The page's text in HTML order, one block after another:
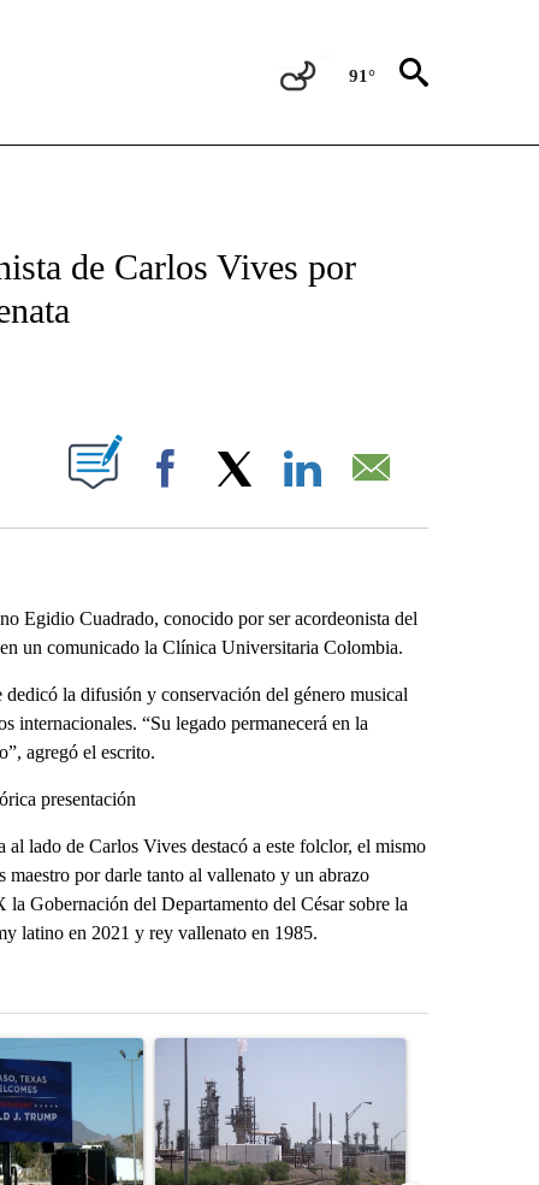
91°
ABOUT NEW PAGES ON "CNN - SPANISH".
de Carlos Vives por
NEW PAGES ON "".
Facebook
Egidio Cuadrado, conocido por ser acordeonista del
un comunicado la Clínica Universitaria Colombia.
la difusión y conservación del género musical
internacionales. “Su legado permanecerá en la
agregó el escrito.
presentación
lado de Carlos Vives destacó a este folclor, el mismo
maestro por darle tanto al vallenato y un abrazo
Gobernación del Departamento del César sobre la
latino en 2021 y rey vallenato en 1985.
7 days.
titled "City Council votes in favor of next steps on political
A trending article titled "What's that smell?